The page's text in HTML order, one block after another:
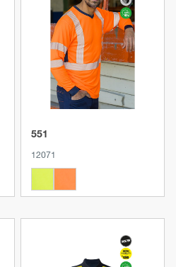
Produkt anzeigen
551
12071